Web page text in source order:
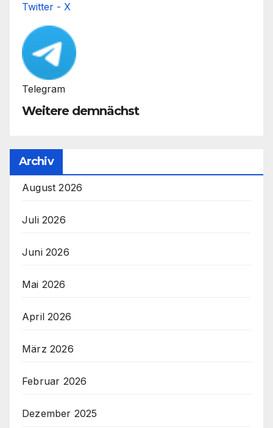
Twitter - X
Telegram
Weitere demnächst
Archiv
August 2026
Juli 2026
Juni 2026
Mai 2026
April 2026
März 2026
Februar 2026
Dezember 2025